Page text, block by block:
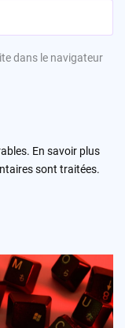
dans le navigateur
En savoir plus
sont traitées.